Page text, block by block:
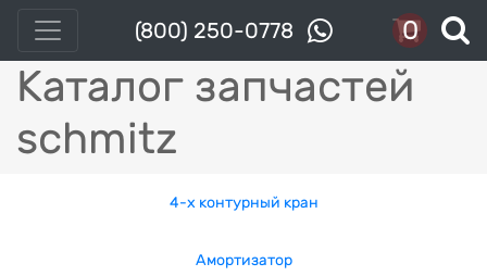
(800) 250-0778 0
Каталог запчастей
schmitz
4-x контурный кран
Амортизатор